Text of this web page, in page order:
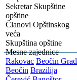
Sekretar Skupštine
opštine
Članovi Opštinskog
veća
Skupština opštine
Mesne zajednice
Rakovac Beočin Grad
Beočin Brazilija